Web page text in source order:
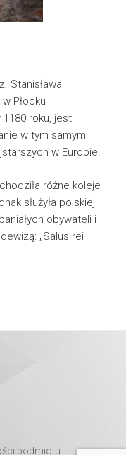
Stanisława
Płocku
1180 roku, jest
w tym samym
w Europie.
różne koleje
służyła polskiej
obywateli i
„Salus rei
podmiotu